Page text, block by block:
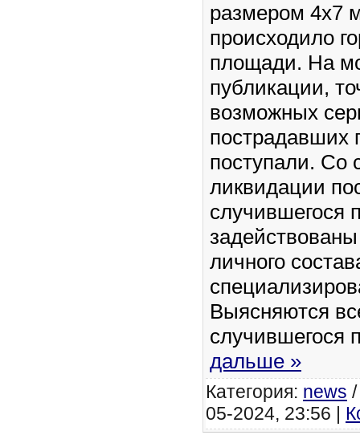
размером 4х7
происходило
площади. На
публикации,
возможных
пострадавших
поступали. Со
ликвидации
случившегося
личного
Выясняются
случившегося
дальше »
Категория: news
05-2024, 23:56 |